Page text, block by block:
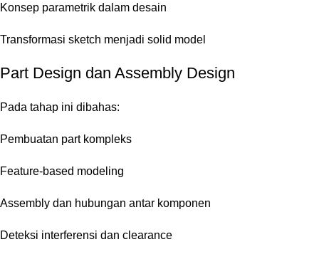
Konsep parametrik dalam desain
Transformasi sketch menjadi solid model
Part Design dan Assembly Design
Pada tahap ini dibahas:
Pembuatan part kompleks
Feature-based modeling
Assembly dan hubungan antar komponen
Deteksi interferensi dan clearance